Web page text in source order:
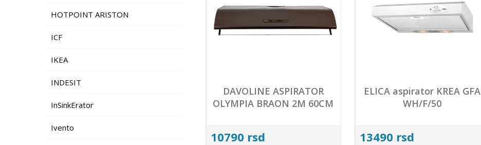
HOTPOINT ARISTON
ICF
IKEA
INDESIT
InSinkErator
Ivento
DAVOLINE ASPIRATOR
OLYMPIA BRAON 2M 60CM
10790 rsd
ELICA aspirator KREA GFA
WH/F/50
13490 rsd